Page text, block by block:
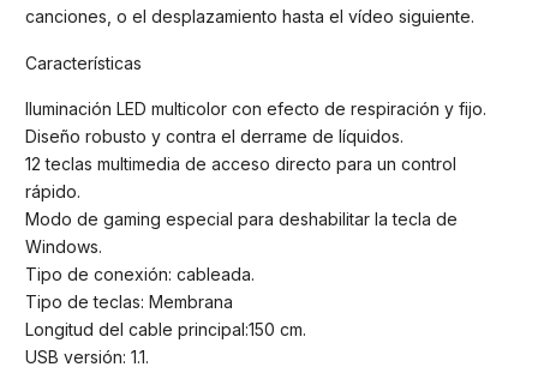
canciones, o el desplazamiento hasta el vídeo siguiente.
Características
Iluminación LED multicolor con efecto de respiración y fijo.
Diseño robusto y contra el derrame de líquidos.
12 teclas multimedia de acceso directo para un control
rápido.
Modo de gaming especial para deshabilitar la tecla de
Windows.
Tipo de conexión: cableada.
Tipo de teclas: Membrana
Longitud del cable principal:150 cm.
USB versión: 1.1.